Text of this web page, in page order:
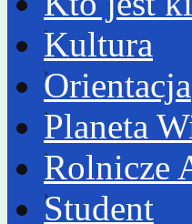
Kultura
Orientacja
Planeta
Rolnicze
Student